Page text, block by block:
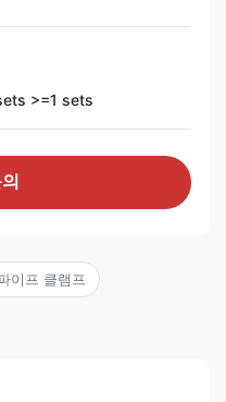
>=1 sets
이프 클램프